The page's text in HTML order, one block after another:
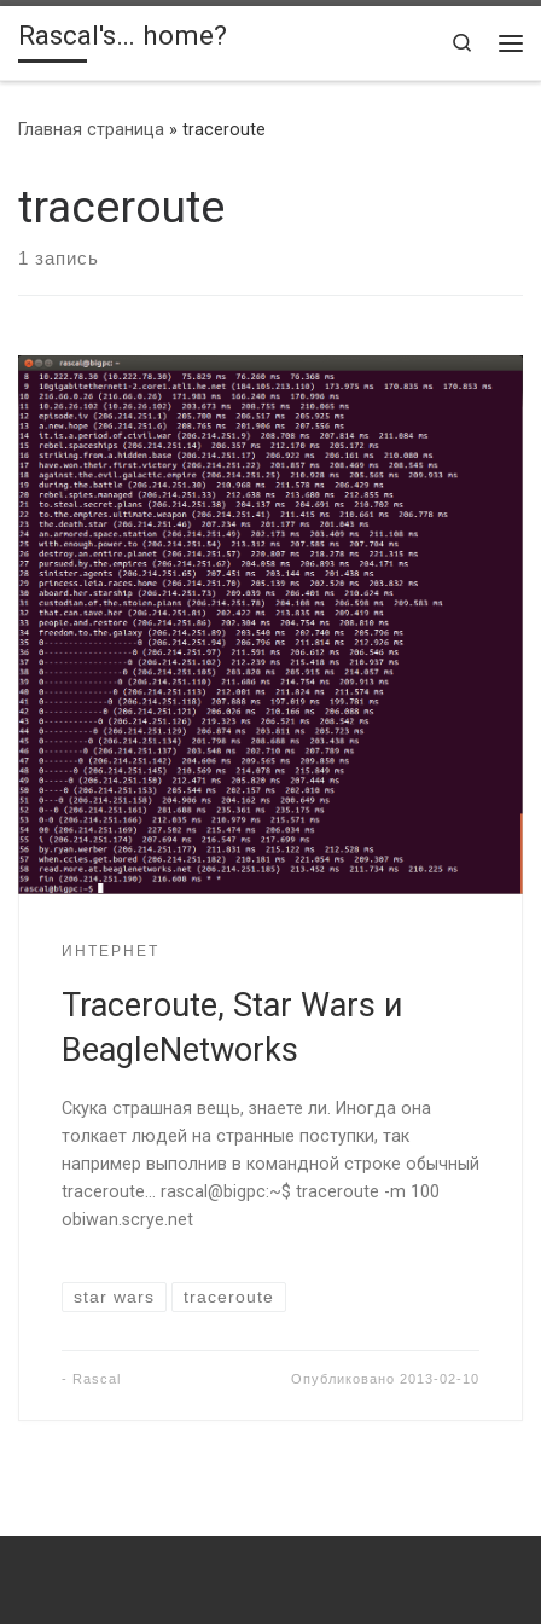
Skip to content
Rascal's… home?
Search
Главная страница » traceroute
traceroute
1 запись
ИНТЕРНЕТ
Traceroute, Star Wars и
BeagleNetworks
Скука страшная вещь, знаете ли. Иногда она
толкает людей на странные поступки, так
например выполнив в командной строке обычный
traceroute… rascal@bigpc:~$ traceroute -m 100
obiwan.scrye.net
star wars traceroute
- Rascal Опубликовано 2013-02-10